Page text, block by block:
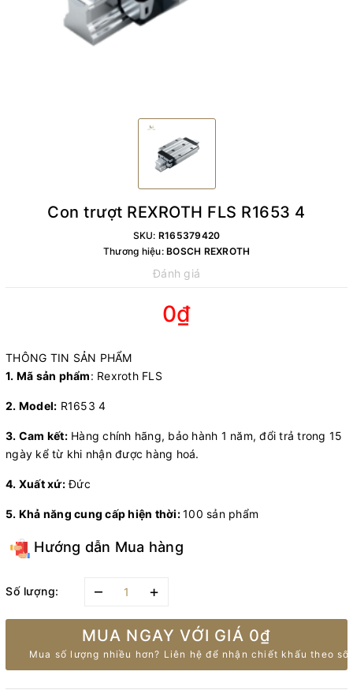
Con trượt REXROTH FLS R1653 4
SKU: R165379420
Thương hiệu: BOSCH REXROTH
Đánh giá
0₫
THÔNG TIN SẢN PHẨM
1. Mã sản phẩm: Rexroth FLS
2. Model: R1653 4
3. Cam kết:Hàng chính hãng, bảo hành 1 năm, đổi trả trong 15
ngày kể từ khi nhận được hàng hoá.
4. Xuất xứ:Đức
5. Khả năng cung cấp hiện thời:100 sản phẩm
Hướng dẫn Mua hàng
Số lượng: – +
MUA NGAY VỚI GIÁ 0₫
Mua số lượng nhiều hơn? Liên hệ để nhận chiết khấu theo số